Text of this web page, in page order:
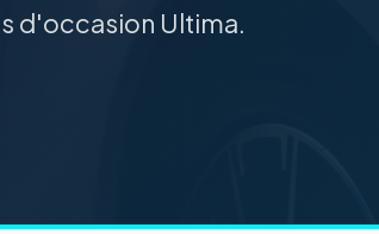
d'occasion Ultima.